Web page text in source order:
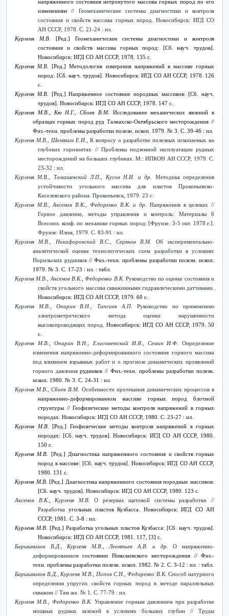
напряженного состояния нетронутого массива горных пород по его
изменениям// Геомеханические системы диагностики и контроля
состояния и свойств массива горных пород. Новосибирск: ИГД СО
АН СССР, 1978. С. 21-24 : ил.
Курленя М.В.
[Ред.] Геомеханические системы диагностики и контроля
состояния и свойств массива горных пород: [Сб. науч. трудов].
Новосибирск: ИГД СО АН СССР, 1978. 135 с.
Курленя М.В. [Ред.] Методология измерения напряжений в массиве горных
пород: [Сб. науч. трудов]. Новосибирск: ИГД СО АН СССР, 1978. 126
с.
Курленя М.В.
[Ред.] Напряженное состояние породных массивов: [Сб. науч.
трудов]. Новосибирск: ИГД СО АН СССР, 1978. 147 с.
Курленя М.В., Кю Н.Г., Сбоев В.М. Исследование механических явлений в
образцах горных пород руд Талнахско-Октябрьского месторождения //
Физ.-техн. проблемы разработки полезн. ископ. 1979. № 3. С. 39-46 : ил.
Курленя М.В., Шемякин Е.И., К вопросу о разработке полезных ископаемых на
глубоких горизонтах // Проблемы подземной эксплуатации рудных
месторождений на больших глубинах. М.: ИПКОН АН СССР, 1979. С.
23-32 : ил.
Курленя М.В., Томашевский Л.П., Кусов Н.И. и др. Методика определения
устойчивости
угольного массива для пластов Прокопьевско-
Киселевского района. Прокопьевск, 1979. 23 с.
Курленя М.В., Аксенов В.К., Федоренко В.К. и др. Напряжения в целиках //
Горное давление, методы управления и контроль: Материалы 6
Всесоюз. конф. по механике горных пород: [Фрунзе. 3-5 окт. 1978 г.].
Фрунзе: Илим, 1979. С. 83-91 : ил.
Курленя М.В., Никифоровский В.С., Серяков В.М. Об экспериментально-
аналитической оценке технологических схем разработки в условиях
Норильских рудников // Физ.-техн. проблемы разработки полезн. ископ.
1979. № 3. С. 17-23 : ил. : табл.
Курленя М.В., Аксенов В.К., Федоренко В.К. Руководство по оценке состояния и
свойств угольного массива скважинными гидравлическими датчиками.
Новосибирск: ИГД СО АН СССР, 1979. 60 с.
Курленя М.В., Опарин В.Н., Тапсиев А.П. Руководство по применению
электрометрического метода оценки нарушенности
высокопроводящих пород.Новосибирск: ИГД СО АН СССР, 1979. 50
с.
Курленя М.В., Опарин В.Н., Елисоветский И.Я., Семин И.Ф. Определение
изменения напряженно-деформированного состояния горного массива
под влиянием взрывных работ и о прогнозе динамических проявлений
горного давлениярудников // Физ.-техн. проблемы разработки полезн.
ископ. 1980. № 3. С. 24-31 : ил.
Курленя М.В., Сбоев В.М. Особенности протекания динамических процессов в
напряженно-деформированном массиве горных пород блочной
структуры // Геофизические методы контроля напряжений в горных
породах. Новосибирск: ИГД СО АН СССР, 1980. С. 23-27 : ил.
Курленя М.В. [Ред.] Геофизические методы контроля напряжений в горных
породах: [Сб. науч. трудов]. Новосибирск: ИГД СО АН СССР, 1980.
150 с.
Курленя М.В.
[Ред.] Диагностика напряженного состояния и свойств горных
пород в массиве: [Сб. науч. трудов]. Новосибирск: ИГД СО АН СССР,
1980. 131 с.
Курленя М.В. [Ред.] Диагностика напряженного состояния породных массивов:
[Сб. науч. трудов]. Новосибирск: ИГД СО АН СССР, 1980. 123 с.
Аксенов В.К., Курленя М.В.О резервах щитовой системы разработки //
Разработка угольных пластов Кузбасса. Новосибирск: ИГД СО АН
СССР, 1981. С. 3-8 : ил.
Курленя М.В. [Ред.] Разработка угольных пластов Кузбасса: [Сб. науч. трудов].
Новосибирск: ИГД СО АН СССР, 1981. 117, [3] с.
Барышников В.Д., Курленя М.В., Леонтьев А.В. и др.О напряженно-
деформированномсостоянии Николаевского месторождения // Физ.-
техн. проблемы разработки полезн. ископ. 1982. № 2. С. 3-12 : ил. : табл.
Барышников В.Д., Курленя М.В., Попов С.Н., Федоренко В.К. Способ натурного
определения упругих свойств горных пород в методе параллельных
скважин // Там же. № 1. С. 77-79 : ил.
Курленя М.В., Федоренко В.К. Управление горным давлением при разработке
мощных рудных залежей в условиях больших глубин // Труды